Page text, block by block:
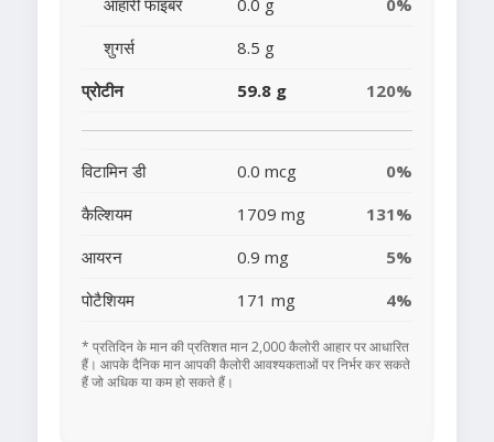
आहारी फाइबर 0.0 g
0%
शुगर्स
8.5 g
प्रोटीन
59.8 g 120%
विटामिन डी 0.0 mcg
0%
कैल्शियम
1709 mg
131%
आयरन
0.9 mg
5%
पोटैशियम
171 mg 4%
* प्रतिदिन के मान की प्रतिशत मान 2,000 कैलोरी आहार पर आधारित
हैं। आपके दैनिक मान आपकी कैलोरी आवश्यकताओं पर निर्भर कर सकते
हैं जो अधिक या कम हो सकते हैं।